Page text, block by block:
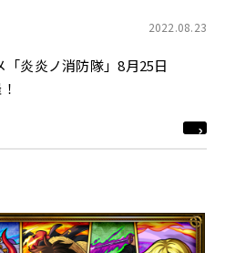
2022.08.23
炎炎ノ消防隊」8月25日
！